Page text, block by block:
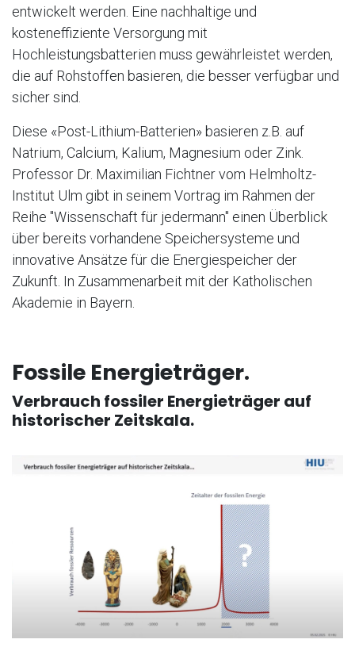
entwickelt werden. Eine nachhaltige und
kosteneffiziente Versorgung mit
Hochleistungsbatterien muss gewährleistet werden,
die auf Rohstoffen basieren, die besser verfügbar und
sicher sind.
Diese «Post-Lithium-Batterien» basieren z.B. auf
Natrium, Calcium, Kalium, Magnesium oder Zink.
Professor Dr. Maximilian Fichtner vom Helmholtz-
Institut Ulm gibt in seinem Vortrag im Rahmen der
Reihe "Wissenschaft für jedermann" einen Überblick
über bereits vorhandene Speichersysteme und
innovative Ansätze für die Energiespeicher der
Zukunft. In Zusammenarbeit mit der Katholischen
Akademie in Bayern.
Fossile Energieträger.
Verbrauch fossiler Energieträger auf
historischer Zeitskala.